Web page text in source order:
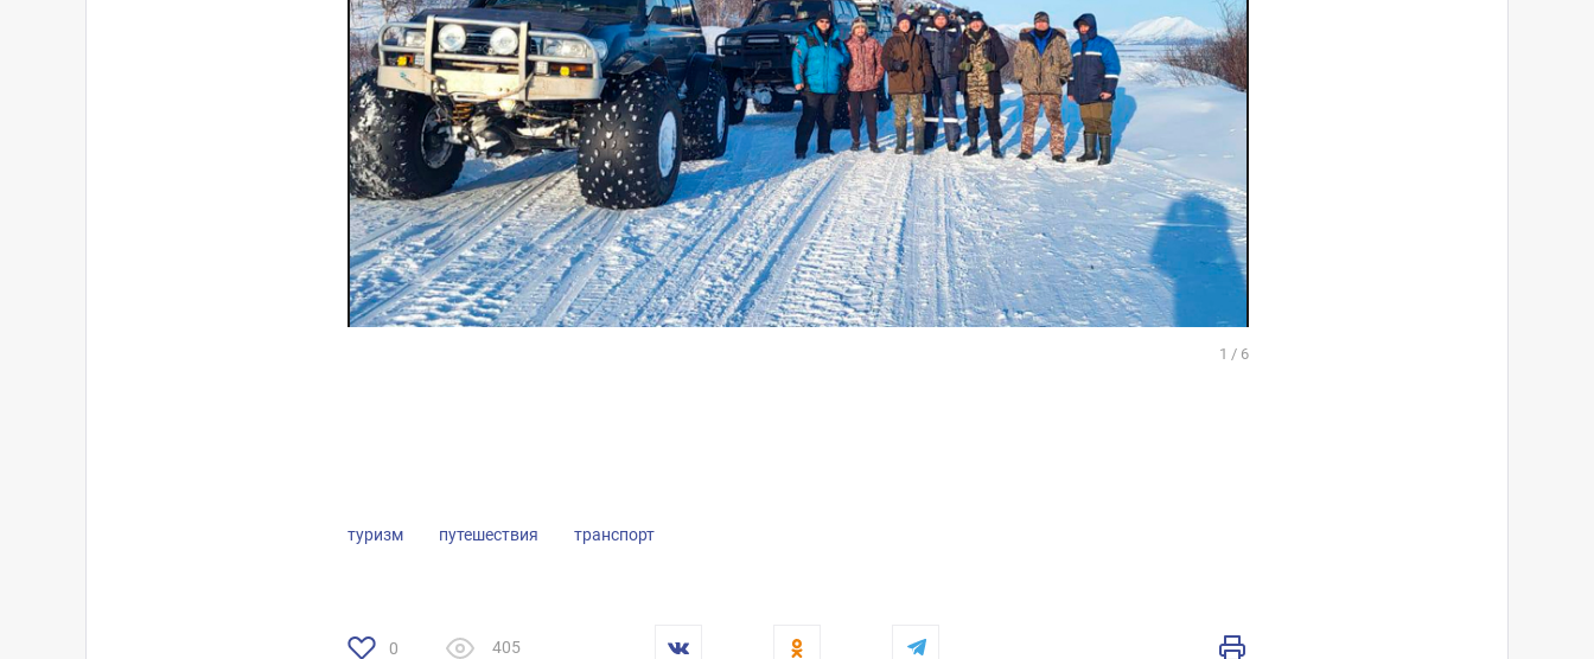
1 / 6
туризм путешествия транспорт
0 405